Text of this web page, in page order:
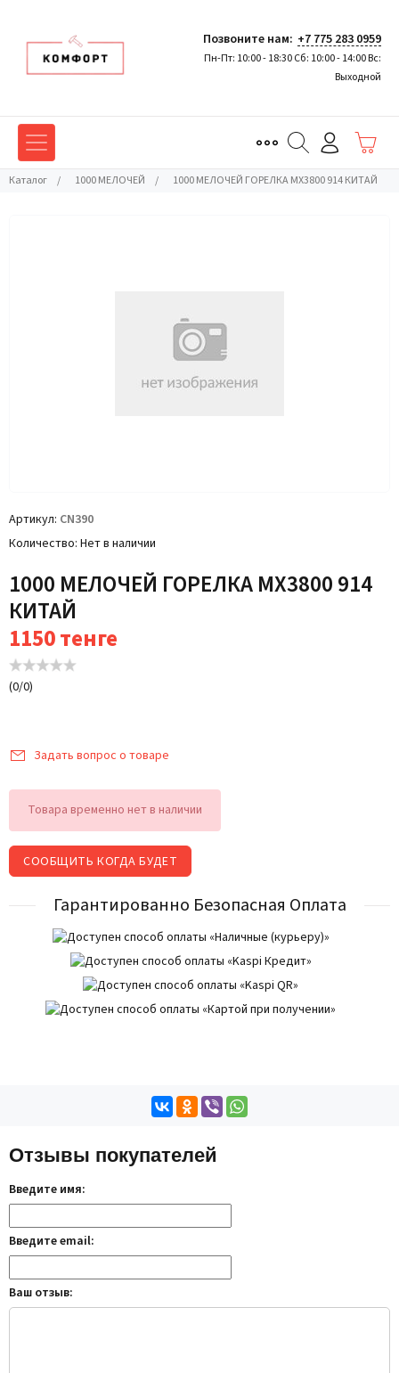
Позвоните нам: +7 775 283 0959
Пн-Пт: 10:00 - 18:30 Сб: 10:00 - 14:00 Вс:
Выходной
Каталог / 1000 МЕЛОЧЕЙ / 1000 МЕЛОЧЕЙ ГОРЕЛКА MX3800 914 КИТАЙ
Артикул CN390
Количество Нет в наличии
1000 МЕЛОЧЕЙ ГОРЕЛКА MX3800 914
КИТАЙ
1150тенге
(0/0)
Задать вопрос о товаре
Товара временно нет в наличии
СООБЩИТЬ КОГДА БУДЕТ
Гарантированно Безопасная Оплата
Отзывы покупателей
Введите имя:
Введите email:
Ваш отзыв: